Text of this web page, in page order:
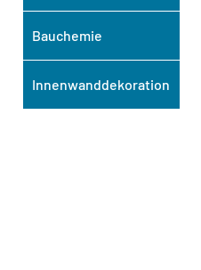
Bauchemie
Innenwanddekoration